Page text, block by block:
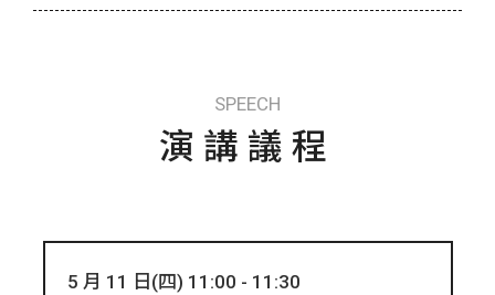
SPEECH
演講議程
5 月 11 日(四) 11:00 - 11:30